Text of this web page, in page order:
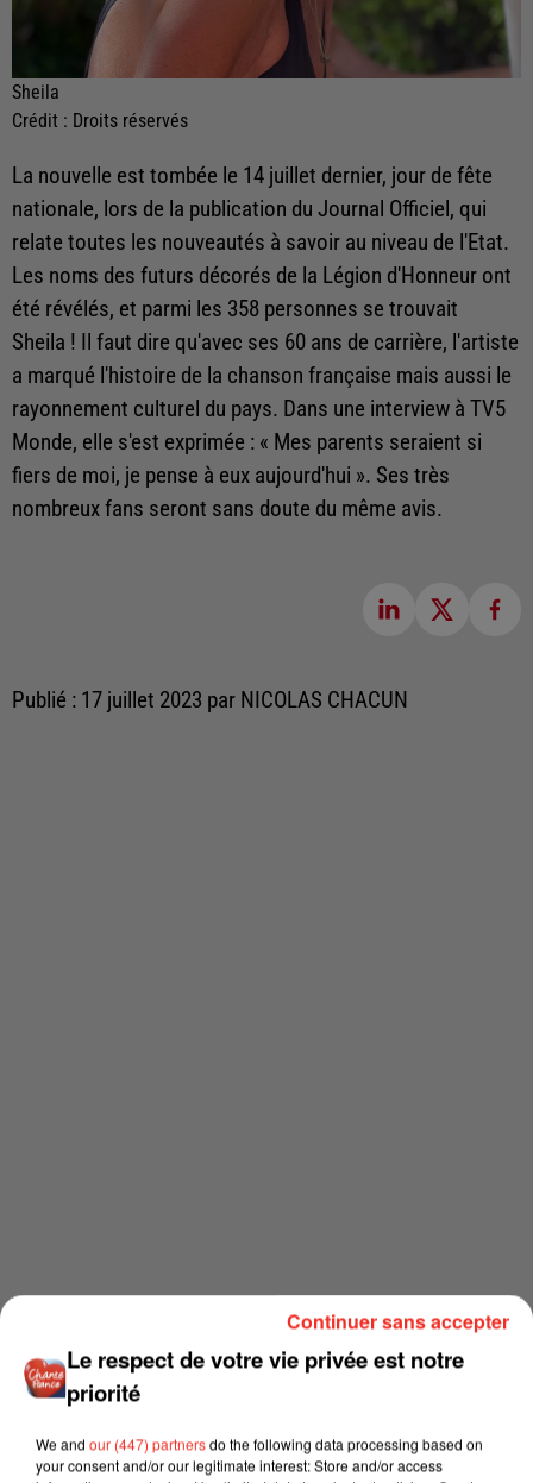
Sheila
Crédit : Droits réservés
La nouvelle est tombée le 14 juillet dernier, jour de fête
nationale, lors de la publication du Journal Officiel, qui
relate toutes les nouveautés à savoir au niveau de l'Etat.
Les noms des futurs décorés de la Légion d'Honneur ont
été révélés, et parmi les 358 personnes se trouvait
Sheila ! Il faut dire qu'avec ses 60 ans de carrière, l'artiste
a marqué l'histoire de la chanson française mais aussi le
rayonnement culturel du pays. Dans une interview à TV5
Monde, elle s'est exprimée : « Mes parents seraient si
fiers de moi, je pense à eux aujourd'hui ». Ses très
nombreux fans seront sans doute du même avis.
Publié : 17 juillet 2023 par NICOLAS CHACUN
Le respect de votre vie privée est notre
priorité
We and our (447) partnersdo the following data processing based on
your consent and/or our legitimate interest: Store and/or access
Continuer sans accepter